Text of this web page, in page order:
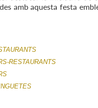
amb aquesta festa
RESTAURANTS